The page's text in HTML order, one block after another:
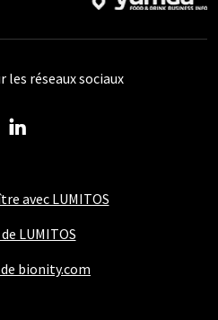
avec LUMITOS
LUMITOS
bionity.com
les réseaux sociaux